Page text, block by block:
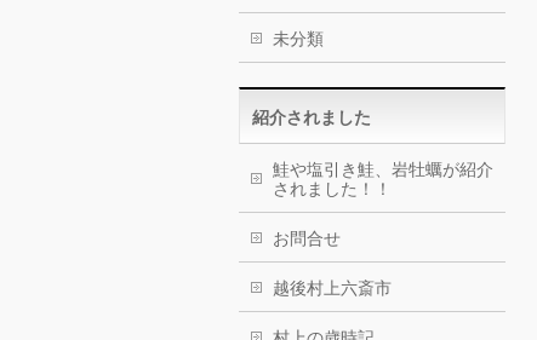
未分類
紹介されました
鮭や塩引き鮭、岩牡蠣が紹介
されました！！
お問合せ
越後村上六斎市